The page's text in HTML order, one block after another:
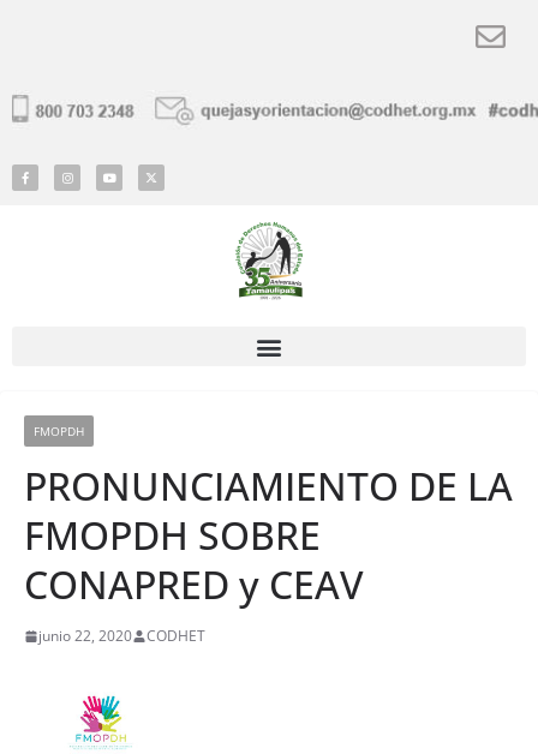
FMOPDH
PRONUNCIAMIENTO DE LA
FMOPDH SOBRE
CONAPRED y CEAV
junio 22, 2020 CODHET